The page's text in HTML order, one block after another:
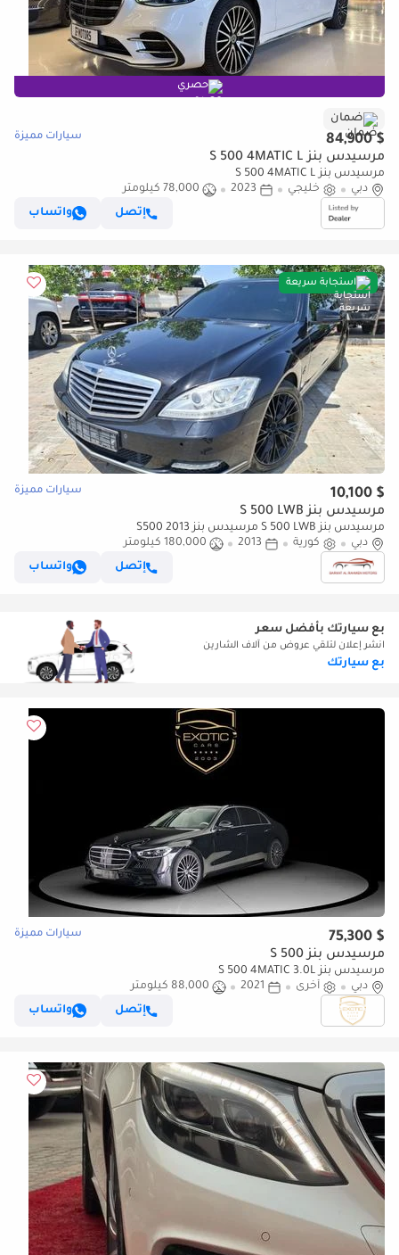
حصري
ضمان
$ 84,900 سيارات مميزة
مرسيدس بنز S 500 4MATIC L
مرسيدس بنز S 500 4MATIC L
دبي
خليجي 2023
78,000 كيلومتر
إتصل
واتساب
استجابة سريعة
$ 10,100 سيارات مميزة
مرسيدس بنز S 500 LWB
مرسيدس بنز S 500 LWB مرسيدس بنز 2013 S500
دبي
كورية 2013
180,000 كيلومتر
إتصل
واتساب
بع سيارتك بأفضل سعر
انشر إعلان لتلقي عروض من آلاف الشارين
بع سيارتك
$ 75,300 سيارات مميزة
مرسيدس بنز S 500
مرسيدس بنز S 500 4MATIC 3.0L
دبي
أخرى 2021
88,000 كيلومتر
إتصل
واتساب